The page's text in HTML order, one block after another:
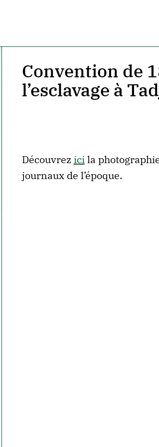
Convention de
l’esclavage à
Découvrez icila
journaux de l’époque.